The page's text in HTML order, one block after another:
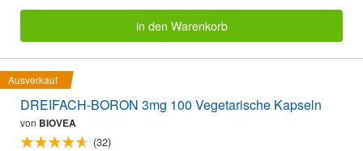
in den Warenkorb
Ausverkauf
DREIFACH-BORON 3mg 100 Vegetarische Kapseln
von BIOVEA
(32)